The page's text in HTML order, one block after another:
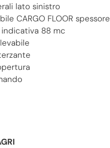
lato sinistro
CARGO FLOOR
88 mc